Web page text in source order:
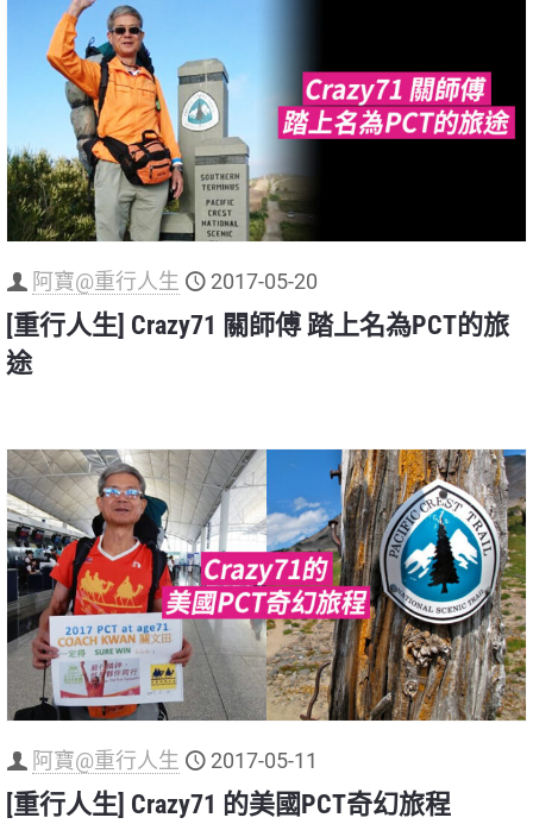
阿寶@重行人生 2017-05-20
[重行人生] Crazy71 關師傅 踏上名為PCT的旅
途
阿寶@重行人生 2017-05-11
[重行人生] Crazy71 的美國PCT奇幻旅程